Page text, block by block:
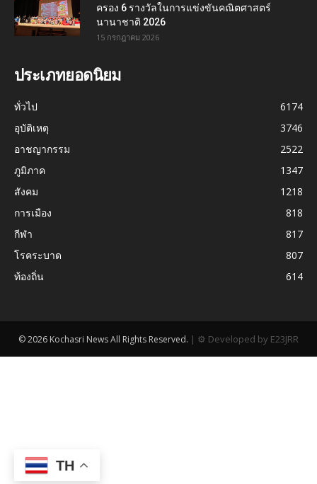
ครอง 6 รางวัลในการแข่งขันคณิตศาสตร์
นานาชาติ 2026
15 กรกฎาคม 2026
ประเภทยอดนิยม
ทั่วไป
6174
อุบัติเหตุ
3746
อาชญากรรม
2522
ภูมิภาค
1347
สังคม
1218
การเมือง
818
กีฬา
817
โรคระบาด
807
ท้องถิ่น
614
© 2026 Kochasri News All Rights Reserved. | ⚙ Developed by E23JRR
TH